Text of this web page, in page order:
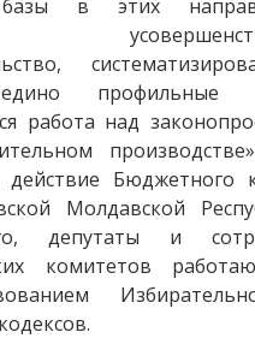
в этих
профильные
работа над
Бюджетного
Молдавской
депутаты и
комитетов